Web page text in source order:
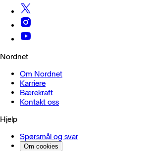
Nordnet
Om Nordnet
Karriere
Bærekraft
Kontakt oss
Hjelp
Spørsmål og svar
Om cookies